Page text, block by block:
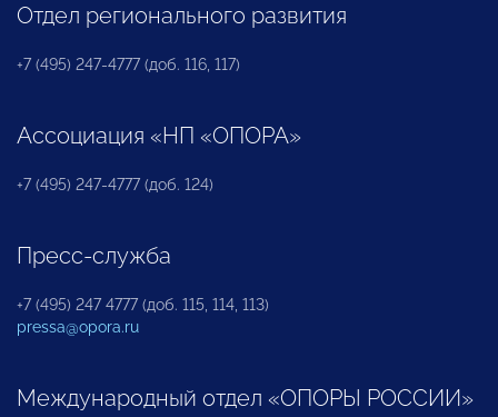
Отдел регионального развития
+7 (495) 247-4777 (доб. 116, 117)
Ассоциация «НП «ОПОРА»
+7 (495) 247-4777 (доб. 124)
Пресс-служба
+7 (495) 247 4777 (доб. 115, 114, 113)
pressa@opora.ru
Международный отдел «ОПОРЫ РОССИИ»